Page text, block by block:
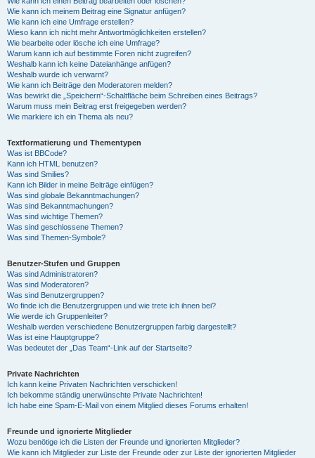
Wie kann ich meinem Beitrag eine Signatur anfügen?
Wie kann ich eine Umfrage erstellen?
Wieso kann ich nicht mehr Antwortmöglichkeiten erstellen?
Wie bearbeite oder lösche ich eine Umfrage?
Warum kann ich auf bestimmte Foren nicht zugreifen?
Weshalb kann ich keine Dateianhänge anfügen?
Weshalb wurde ich verwarnt?
Wie kann ich Beiträge den Moderatoren melden?
Was bewirkt die „Speichern“-Schaltfläche beim Schreiben eines Beitrags?
Warum muss mein Beitrag erst freigegeben werden?
Wie markiere ich ein Thema als neu?
Textformatierung und Thementypen
Was ist BBCode?
Kann ich HTML benutzen?
Was sind Smilies?
Kann ich Bilder in meine Beiträge einfügen?
Was sind globale Bekanntmachungen?
Was sind Bekanntmachungen?
Was sind wichtige Themen?
Was sind geschlossene Themen?
Was sind Themen-Symbole?
Benutzer-Stufen und Gruppen
Was sind Administratoren?
Was sind Moderatoren?
Was sind Benutzergruppen?
Wo finde ich die Benutzergruppen und wie trete ich ihnen bei?
Wie werde ich Gruppenleiter?
Weshalb werden verschiedene Benutzergruppen farbig dargestellt?
Was ist eine Hauptgruppe?
Was bedeutet der „Das Team“-Link auf der Startseite?
Private Nachrichten
Ich kann keine Privaten Nachrichten verschicken!
Ich bekomme ständig unerwünschte Private Nachrichten!
Ich habe eine Spam-E-Mail von einem Mitglied dieses Forums erhalten!
Freunde und ignorierte Mitglieder
Wozu benötige ich die Listen der Freunde und ignorierten Mitglieder?
Wie kann ich Mitglieder zur Liste der Freunde oder zur Liste der ignorierten Mitglieder